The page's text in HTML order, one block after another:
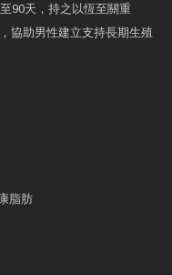
90天，持之以恆至關重
協助男性建立支持長期生殖
脂肪